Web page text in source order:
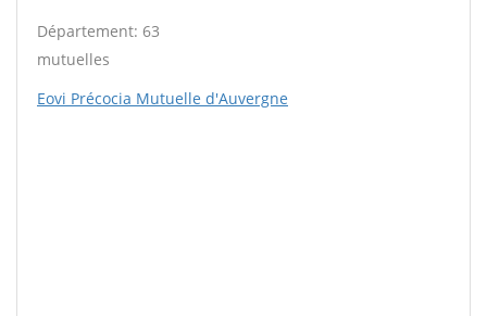
Département: 63
mutuelles
Eovi Précocia Mutuelle d'Auvergne